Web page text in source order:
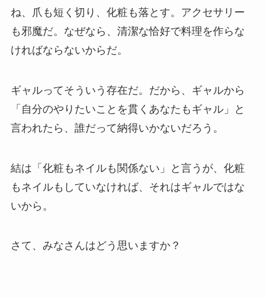
ね、爪も短く切り、化粧も落とす。アクセサリー
も邪魔だ。なぜなら、清潔な恰好で料理を作らな
ければならないからだ。
ギャルってそういう存在だ。だから、ギャルから
「自分のやりたいことを貫くあなたもギャル」と
言われたら、誰だって納得いかないだろう。
結は「化粧もネイルも関係ない」と言うが、化粧
もネイルもしていなければ、それはギャルではな
いから。
さて、みなさんはどう思いますか？